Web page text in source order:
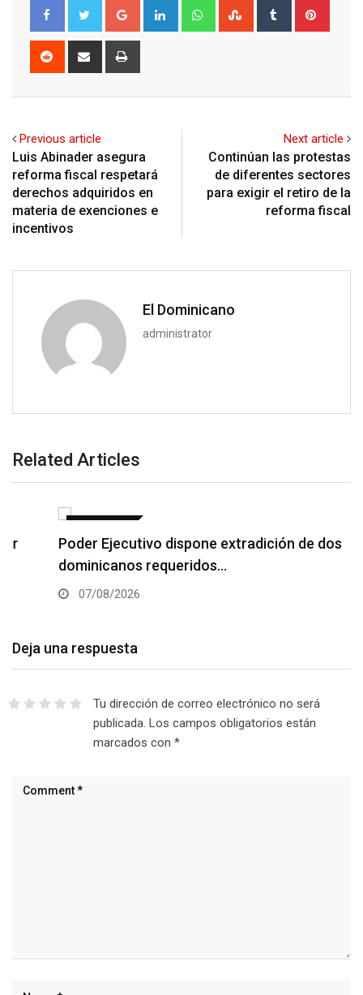
Google+ LinkedIn WhatsappStumbleUpon
Tumblr
Reddit
Share
Previous article
Luis Abinader asegura
reforma fiscal respetará
derechos adquiridos en
materia de exenciones e
incentivos
Next article
Continúan las protestas
de diferentes sectores
para exigir el retiro de la
reforma fiscal
El Dominicano
administrator
Related Articles
Poder Ejecutivo dispone extradición de dos
dominicanos requeridos…
07/08/2026
Deja una respuesta
Tu dirección de correo electrónico no será
publicada. Los campos obligatorios están
marcados con *